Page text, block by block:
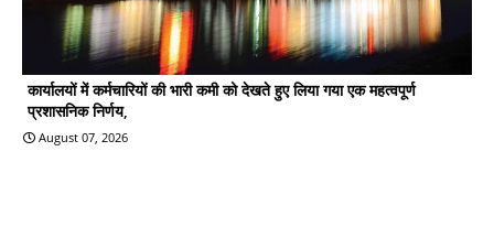
कार्यालयों में कर्मचारियों की भारी कमी को देखते हुए लिया गया एक महत्वपूर्ण
प्रशासनिक निर्णय,
August 07, 2026